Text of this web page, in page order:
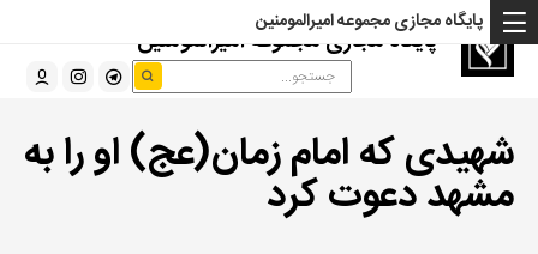
پایگاه مجازی مجموعه امیرالمومنین
پایگاه مجازی مجموعه امیرالمومنین
شهیدی که امام زمان(عج) او را به
مشهد دعوت کرد